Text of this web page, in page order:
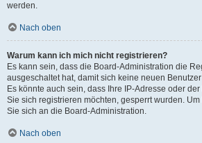
werden.
Nach oben
Warum kann ich mich nicht registrieren?
Es kann sein, dass die Board-Administration die
ausgeschaltet hat, damit sich keine neuen
Es könnte auch sein, dass Ihre IP-Adresse oder
Sie sich registrieren möchten, gesperrt wurden.
Sie sich an die Board-Administration.
Nach oben